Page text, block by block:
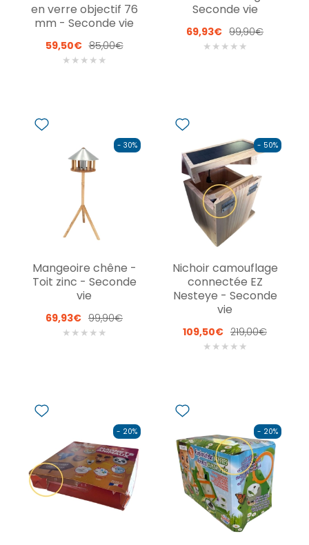
en verre objectif 76
mm - Seconde vie
59,50€ 85,00€
★ ★ ★ ★ ★
Seconde vie
69,93€ 99,90€
★ ★ ★ ★ ★
- 30%
Mangeoire chêne -
Toit zinc - Seconde
vie
69,93€ 99,90€
★ ★ ★ ★ ★
- 50%
Nichoir camouflage
connectée EZ
Nesteye - Seconde
vie
109,50€ 219,00€
★ ★ ★ ★ ★
- 20% - 20%